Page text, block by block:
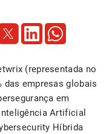
(representada no
das empresas globais
em
Artificial
Híbrida